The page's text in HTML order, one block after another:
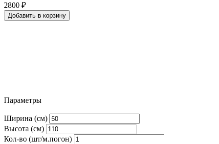
2800 ₽
Добавить в корзину
Параметры
Ширина (см)
Высота (см)
Кол-во (шт/м.погон)